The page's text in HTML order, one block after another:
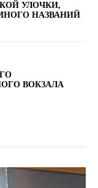
УЛОЧКИ,
НАЗВАНИЙ
ВОКЗАЛА